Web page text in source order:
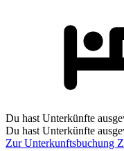
Du hast Unterkünfte
Du hast Unterkünfte
Zur Unterkunftsbuchung